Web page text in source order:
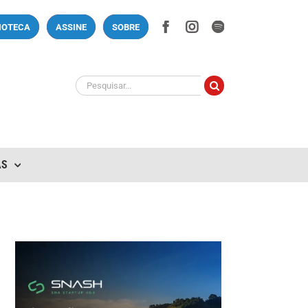
ASSINE SOBRE Facebook
Instagram
Spotify
Buscar
resultados